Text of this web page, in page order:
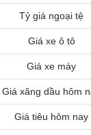
Tỷ giá ngoại tệ
Giá xe ô tô
Giá xe máy
Giá xăng dầu hôm
Giá tiêu hôm nay